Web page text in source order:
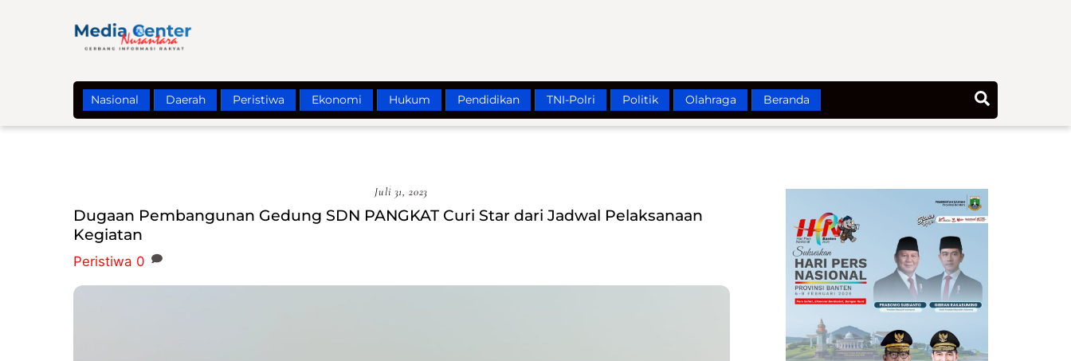
Nasional Daerah Peristiwa Ekonomi Hukum Pendidikan TNI-Polri Politik Olahraga Beranda
Juli 31, 2023
Dugaan Pembangunan Gedung SDN PANGKAT Curi Star dari Jadwal Pelaksanaan
Kegiatan
Peristiwa 0